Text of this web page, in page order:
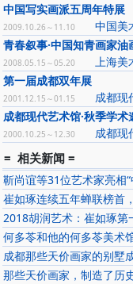
中国写实画派五周年特展
2009.10.26～11.10
中国美
青春叙事·中国知青画家油
2008.05.15～05.20
上海美
第一届成都双年展
2001.12.15～01.15
成都现
成都现代艺术馆·秋季学术
2000.10.25～12.30 成都现
= 相关新闻 =
靳尚谊等31位艺术家亮相
崔如琢连续五年蝉联榜首
2018胡润艺术：崔如琢第
何多苓和他的何多苓美术
成都那些天价画家的别墅
那些天价画家，制造了历